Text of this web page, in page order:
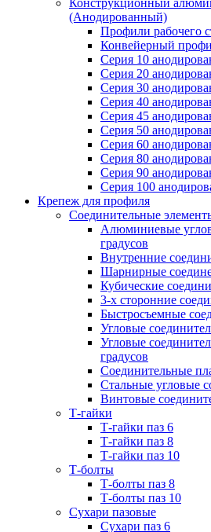
(Анодированный)
Профили рабочего
Конвейерный
Серия 10
Серия 20
Серия 30
Серия 40
Серия 45
Серия 50
Серия 60
Серия 80
Серия 90
Серия 100
Крепеж для профиля
Соединительные
Алюминиевые
градусов
Внутренние
Шарнирные
Кубические
3-х сторонние
Быстросъемные
Угловые
Угловые
градусов
Соединительные
Стальные угловые
Винтовые
Т-гайки
Т-гайки паз 6
Т-гайки паз 8
Т-гайки паз 10
Т-болты
Т-болты паз 8
Т-болты паз 10
Сухари пазовые
Сухари паз 6